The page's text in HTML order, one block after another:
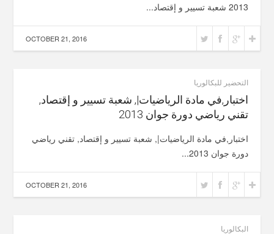
2013 شعبة تسيير و إقتصاد...
OCTOBER 21, 2016
التحضير للبكالوريا
اختبار,في مادة الرياضيات|, شعبة تسيير و إقتصاد,
تقني رياضي دورة جوان 2013
اختبار,في مادة الرياضيات|, شعبة تسيير و إقتصاد, تقني رياضي
دورة جوان 2013...
OCTOBER 21, 2016
البكالوريا